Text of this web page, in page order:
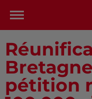
pétition